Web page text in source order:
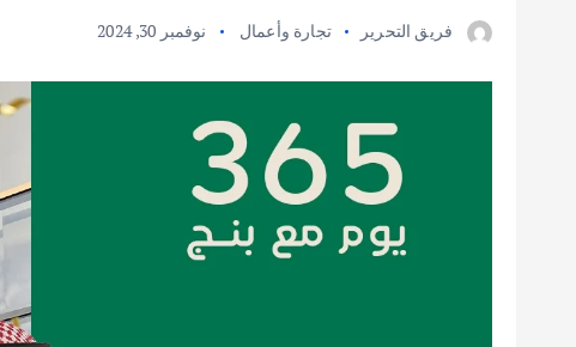
فريق التحرير تجارة وأعمال نوفمبر 30, 2024